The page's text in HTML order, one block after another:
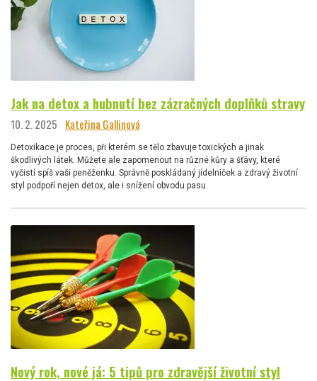
Jak na detox a hubnutí bez zázračných doplňků stravy
10. 2. 2025 Kateřina Gallinová
Detoxikace je proces, při kterém se tělo zbavuje toxických a jinak
škodlivých látek. Můžete ale zapomenout na různé kůry a šťávy, které
vyčistí spíš vaši peněženku. Správně poskládaný jídelníček a zdravý životní
styl podpoří nejen detox, ale i snížení obvodu pasu.
Nový rok, nové já: 5 tipů pro zdravější životní styl